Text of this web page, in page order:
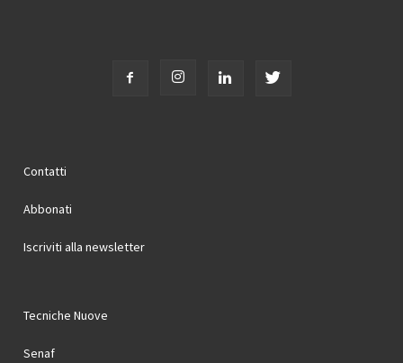
Contatti
Abbonati
Iscriviti alla newsletter
Tecniche Nuove
Senaf